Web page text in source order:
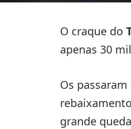
O craque do
apenas 30
Os
grande